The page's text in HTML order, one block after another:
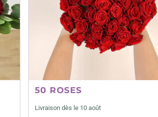
50 ROSES
Livraison dès le 10 août